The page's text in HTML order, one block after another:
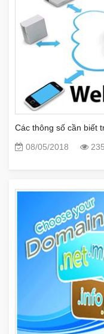
Các thông số cần biết
08/05/2018